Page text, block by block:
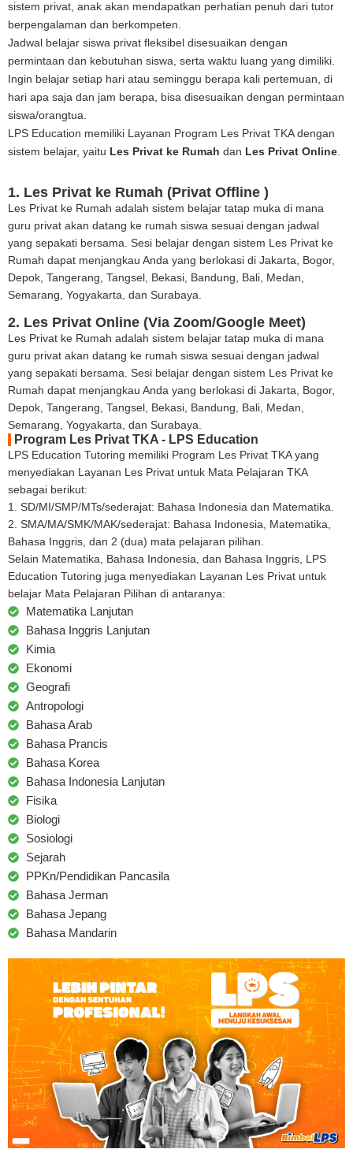
sistem privat, anak akan mendapatkan perhatian penuh dari tutor
berpengalaman dan berkompeten.
Jadwal belajar siswa privat fleksibel disesuaikan dengan
permintaan dan kebutuhan siswa, serta waktu luang yang dimiliki.
Ingin belajar setiap hari atau seminggu berapa kali pertemuan, di
hari apa saja dan jam berapa, bisa disesuaikan dengan permintaan
siswa/orangtua.
LPS Education memiliki Layanan Program Les Privat TKA dengan
sistem belajar, yaitu Les Privat ke Rumah dan Les Privat Online
1. Les Privat ke Rumah (Privat Offline )
Les Privat ke Rumah adalah sistem belajar tatap muka di mana
guru privat akan datang ke rumah siswa sesuai dengan jadwal
yang sepakati bersama. Sesi belajar dengan sistem Les Privat ke
Rumah dapat menjangkau Anda yang berlokasi di Jakarta, Bogor,
Depok, Tangerang, Tangsel, Bekasi, Bandung, Bali, Medan,
Semarang, Yogyakarta, dan Surabaya.
2. Les Privat Online (Via Zoom/Google Meet)
Les Privat ke Rumah adalah sistem belajar tatap muka di mana
guru privat akan datang ke rumah siswa sesuai dengan jadwal
yang sepakati bersama. Sesi belajar dengan sistem Les Privat ke
Rumah dapat menjangkau Anda yang berlokasi di Jakarta, Bogor,
Depok, Tangerang, Tangsel, Bekasi, Bandung, Bali, Medan,
Semarang, Yogyakarta, dan Surabaya.
Program Les Privat TKA - LPS Education
LPS Education Tutoring memiliki Program Les Privat TKA yang
menyediakan Layanan Les Privat untuk Mata Pelajaran TKA
sebagai berikut:
1. SD/MI/SMP/MTs/sederajat: Bahasa Indonesia dan Matematika.
2. SMA/MA/SMK/MAK/sederajat: Bahasa Indonesia, Matematika,
Bahasa Inggris, dan 2 (dua) mata pelajaran pilihan.
Selain Matematika, Bahasa Indonesia, dan Bahasa Inggris, LPS
Education Tutoring juga menyediakan Layanan Les Privat untuk
belajar Mata Pelajaran Pilihan di antaranya:
Matematika Lanjutan
Bahasa Inggris Lanjutan
Kimia
Ekonomi
Geografi
Antropologi
Bahasa Arab
Bahasa Prancis
Bahasa Korea
Bahasa Indonesia Lanjutan
Fisika
Biologi
Sosiologi
Sejarah
PPKn/Pendidikan Pancasila
Bahasa Jerman
Bahasa Jepang
Bahasa Mandarin